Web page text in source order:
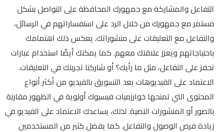
التفاعل والمشاركة مع جمهورك المحافظة على التواصل بشكل
مستمر مع جمهورك من خلال الرد على استفساراتهم في الرسائل،
والتفاعل مع التعليقات على منشوراتك. يعكس ذلك اهتمامك
باحتياجاتهم ويعزز علاقتك معهم. كما يمكنك أيضًا استخدام عبارات
تحفز على التفاعل، مثل ما رأيك؟ أو شاركنا تجربتك في التعليقات.
الاعتماد على الفيديوهات يعد التسويق بالفيديو من أكثر أنواع
المحتوى التي تمنحها خوارزميات فيسبوك أولوية في الظهور مقارنة
بالصور أو المنشورات النصية. لذلك، يساعدك الاعتماد على الفيديو في
زيادة فرص الوصول والتفاعل. كما يفضل كثير من المستخدمين